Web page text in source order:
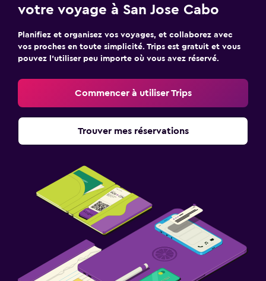
votre voyage à San Jose Cabo
Planifiez et organisez vos voyages, et collaborez avec
vos proches en toute simplicité. Trips est gratuit et vous
pouvez l’utiliser peu importe où vous avez réservé.
Commencer à utiliser Trips
Trouver mes réservations